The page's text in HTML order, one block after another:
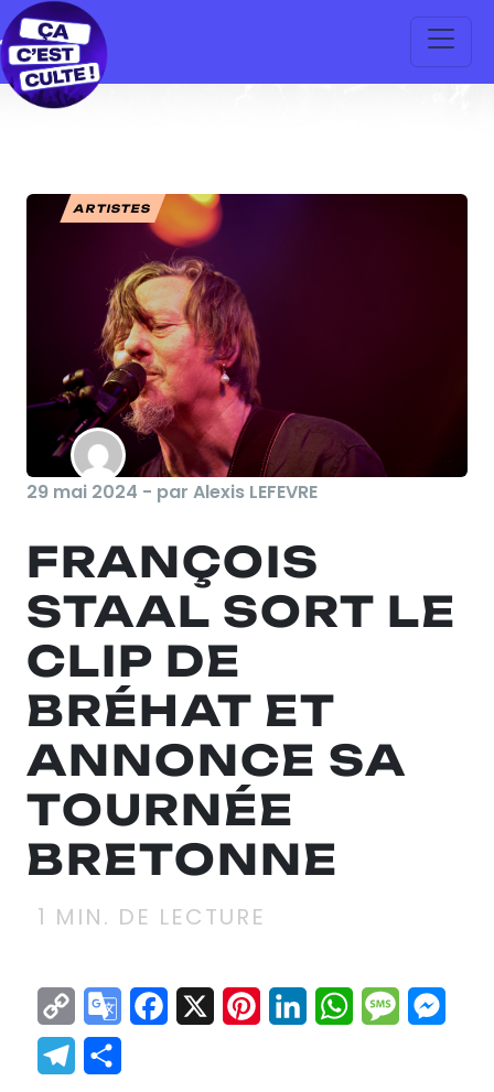
ARTISTES
29 mai 2024 - par Alexis LEFEVRE
FRANÇOIS
STAAL SORT LE
CLIP DE
BRÉHAT ET
ANNONCE SA
TOURNÉE
BRETONNE
1 MIN. DE LECTURE
Copy
Link
GoogleFacebook
X Pinterest
LinkedInWhatsApp
Telegram